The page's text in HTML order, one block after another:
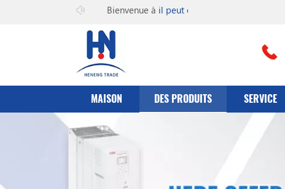
Bienvenue àil peut co., Ltd
MAISON DES PRODUITS SERVICE